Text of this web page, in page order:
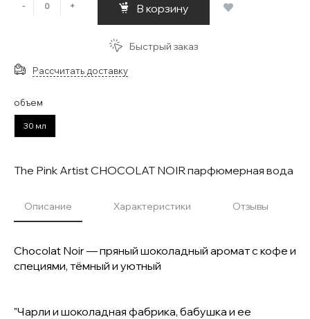
- + В корзину
Быстрый заказ
Рассчитать доставку
объем
30 мл
The Pink Artist CHOCOLAT NOIR парфюмерная вода
Описание Характеристики Отзывы
Chocolat Noir — пряный шоколадный аромат с кофе и
специями, тёмный и уютный
"Чарли и шоколадная фабрика, бабушка и ее